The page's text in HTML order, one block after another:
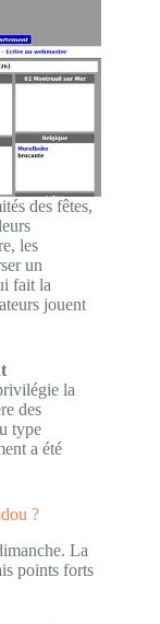
des fêtes,
les
un
fait la
jouent
la
des
type
a été
?
La
points forts